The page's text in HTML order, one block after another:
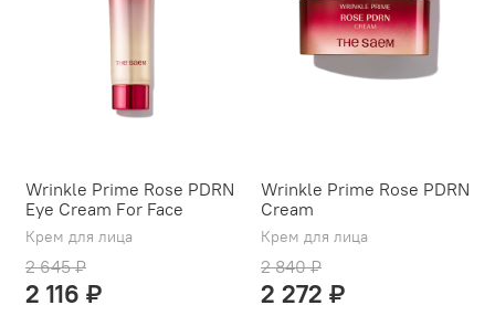
Wrinkle Prime Rose PDRN
Eye Cream For Face
Крем для лица
2 645 ₽
2 116 ₽
Wrinkle Prime Rose PDRN
Cream
Крем для лица
2 840 ₽
2 272 ₽